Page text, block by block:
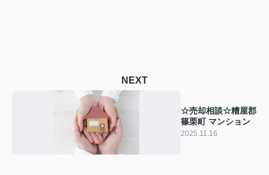
NEXT
☆売却相談☆糟屋郡
篠栗町 マンション
2025.11.16